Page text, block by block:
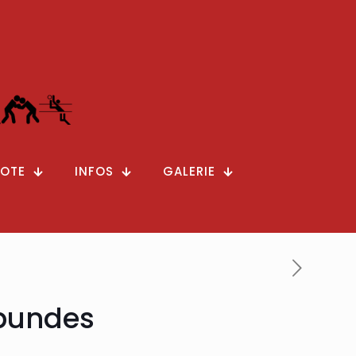
INFOS GALERIE